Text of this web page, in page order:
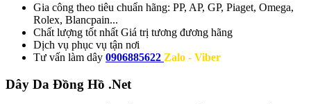
Gia công theo tiêu chuẩn hãng: PP, AP, GP, Piaget, Omega,
Rolex, Blancpain...
Chất lượng tốt nhất Giá trị tương đương hãng
Dịch vụ phục vụ tận nơi
Tư vấn làm dây 0906885622 Zalo - Viber
Dây Da Đồng Hồ .Net